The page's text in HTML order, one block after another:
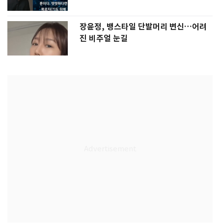
장윤정, 뱅스타일 단발머리 변신…어려
진 비주얼 눈길